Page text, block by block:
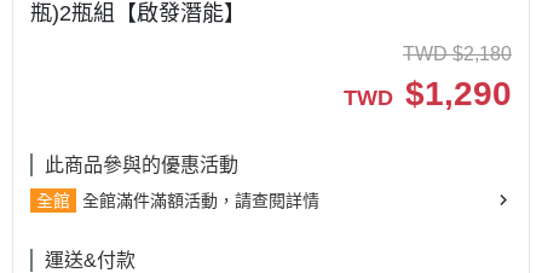
瓶)2瓶組【啟發潛能】
TWD $2,180
TWD $1,290
此商品參與的優惠活動
全館 全館滿件滿額活動，請查閱詳情
運送&付款